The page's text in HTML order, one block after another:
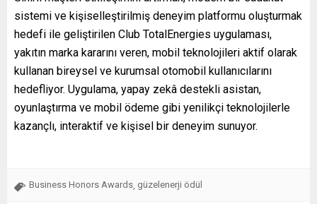
sistemi ve kişiselleştirilmiş deneyim platformu oluşturmak
hedefi ile geliştirilen Club TotalEnergies uygulaması,
yakıtın marka kararını veren, mobil teknolojileri aktif olarak
kullanan bireysel ve kurumsal otomobil kullanıcılarını
hedefliyor. Uygulama, yapay zekâ destekli asistan,
oyunlaştırma ve mobil ödeme gibi yenilikçi teknolojilerle
kazançlı, interaktif ve kişisel bir deneyim sunuyor.
Business Honors Awards güzelenerji ödül